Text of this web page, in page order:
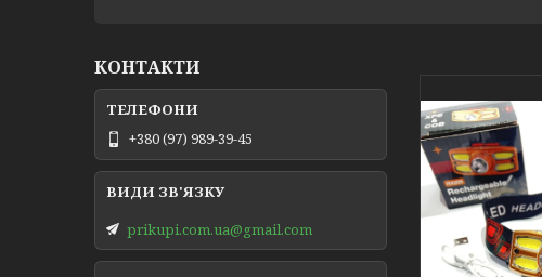
КОНТАКТИ
+380 (97) 989-39-45
prikupi.com.ua@gmail.com